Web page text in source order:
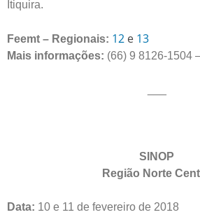
Itiquira.
Feemt – Regionais: 12 e 13
Mais informações: (66) 9 8126-1504
SINOP
Região Norte
Data: 10 e 11 de fevereiro de 2018